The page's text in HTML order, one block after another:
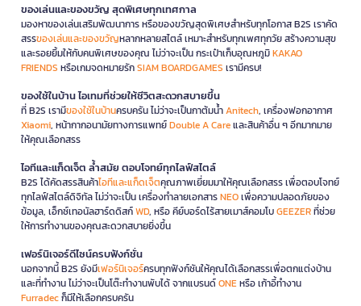
ของเล่นและของขวัญ สุดพิเศษทุกเทศกาล
มองหาของเล่นเสริมพัฒนาการ หรือของขวัญสุดพิเศษสำหรับทุกโอกาส B2S เราคัด
สรรของเล่นและของขวัญหลากหลายสไตล์ เหมาะสำหรับทุกเพศทุกวัย สร้างความสุข
และรอยยิ้มให้กับคนพิเศษของคุณ ไม่ว่าจะเป็น กระเป๋าเก็บอุณหภูมิKAKAO
FRIENDS หรือเกมจดหมายรักSIAM BOARDGAMES เรามีครบ!
ของใช้ในบ้าน ไอเทมที่ช่วยให้ชีวิตสะดวกสบายขึ้น
ที่ B2S เรามีของใช้ในบ้านครบครัน ไม่ว่าจะเป็นกาต้มน้ำAnitech, เครื่องฟอกอากาศ
Xiaomi, หน้ากากอนามัยทางการแพทย์Double A Careและสินค้าอื่น ๆ อีกมากมาย
ให้คุณเลือกสรร
ไอทีและแก็ดเจ็ต ล้ำสมัย ตอบโจทย์ทุกไลฟ์สไตล์
B2S ได้คัดสรรสินค้าไอทีและแก็ดเจ็ตคุณภาพเยี่ยมมาให้คุณเลือกสรร เพื่อตอบโจทย์
ทุกไลฟ์สไตล์ดิจิทัล ไม่ว่าจะเป็น เครื่องทำลายเอกสารNEOเพื่อความปลอดภัยของ
ข้อมูล, เอ็กซ์เทอนัลฮาร์ดดิสก์WD, หรือ คีย์บอร์ดไร้สายเมาส์คอมโบGEEZERที่ช่วย
ให้การทำงานของคุณสะดวกสบายยิ่งขึ้น
เฟอร์นิเจอร์ดีไซน์ครบฟังก์ชั่น
นอกจากนี้ B2S ยังมีเฟอร์นิเจอร์ครบทุกฟังก์ชันให้คุณได้เลือกสรรเพื่อตกแต่งบ้าน
และที่ทำงาน ไม่ว่าจะเป็นโต๊ะทำงานพับได้ จากแบรนด์ONEหรือ เก้าอี้ทำงาน
Furradecก็มีให้เลือกครบครัน